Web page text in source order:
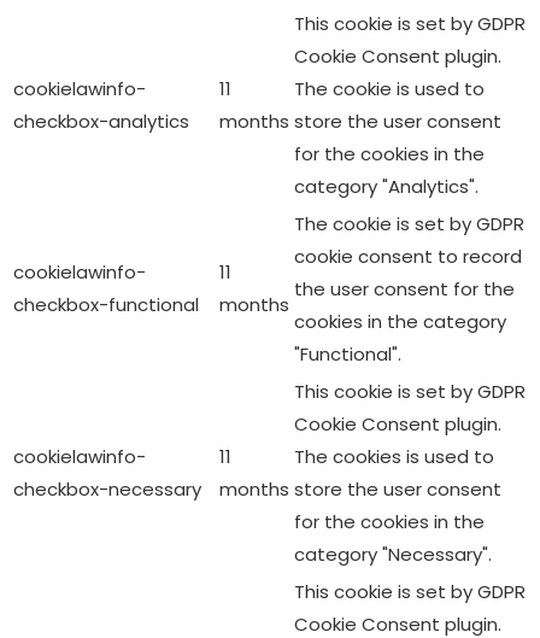
cookielawinfo-
checkbox-analytics
11
months
This cookie is set by GDPR
Cookie Consent plugin.
The cookie is used to
store the user consent
for the cookies in the
category "Analytics".
cookielawinfo-
checkbox-functional
11
months
The cookie is set by GDPR
cookie consent to record
the user consent for the
cookies in the category
"Functional".
cookielawinfo-
checkbox-necessary
11
months
This cookie is set by GDPR
Cookie Consent plugin.
The cookies is used to
store the user consent
for the cookies in the
category "Necessary".
This cookie is set by GDPR
Cookie Consent plugin.